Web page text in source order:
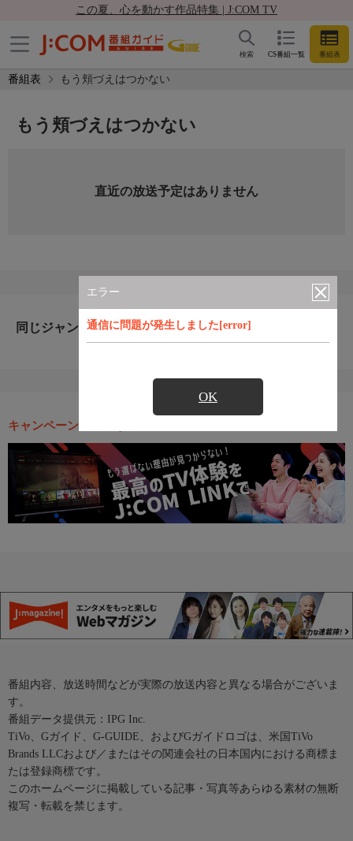
この夏、心を動かす作品特集 | J:COM TV
CS番組一覧 番組表
検索
番組表 もう頬づえはつかない
エラー
通信に問題が発生しました[error]
OK
もう頬づえはつかない
直近の放送予定はありません
同じジャンルのおすすめ番組
キャンペーン・お得な情報
番組内容、放送時間などが実際の放送内容と異なる場合がございま
す。
番組データ提供元：IPG Inc.
TiVo、Gガイド、G-GUIDE、およびGガイドロゴは、米国TiVo
Brands LLCおよび／またはその関連会社の日本国内における商標ま
たは登録商標です。
このホームページに掲載している記事・写真等あらゆる素材の無断
複写・転載を禁じます。